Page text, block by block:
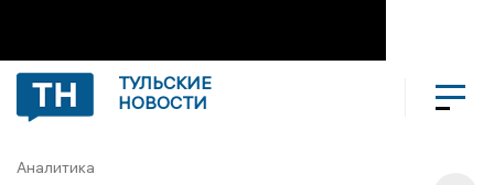
ТУЛЬСКИЕ
НОВОСТИ
Аналитика